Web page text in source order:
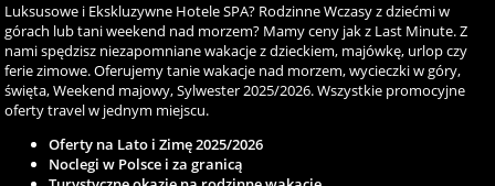
Luksusowe i Ekskluzywne Hotele SPA? Rodzinne Wczasy z dziećmi w
górach lub tani weekend nad morzem? Mamy ceny jak z Last Minute. Z
nami spędzisz niezapomniane wakacje z dzieckiem, majówkę, urlop czy
ferie zimowe. Oferujemy tanie wakacje nad morzem, wycieczki w góry,
święta, Weekend majowy, Sylwester 2025/2026. Wszystkie promocyjne
oferty travel w jednym miejscu.
Oferty na Lato i Zimę 2025/2026
Noclegi w Polsce i za granicą